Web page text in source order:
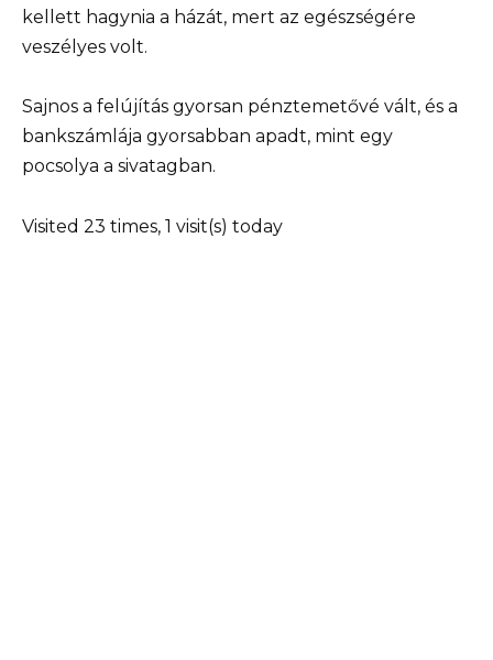
kellett hagynia a házát, mert az egészségére
veszélyes volt.
Sajnos a felújítás gyorsan pénztemetővé vált, és a
bankszámlája gyorsabban apadt, mint egy
pocsolya a sivatagban.
Visited 23 times, 1 visit(s) today